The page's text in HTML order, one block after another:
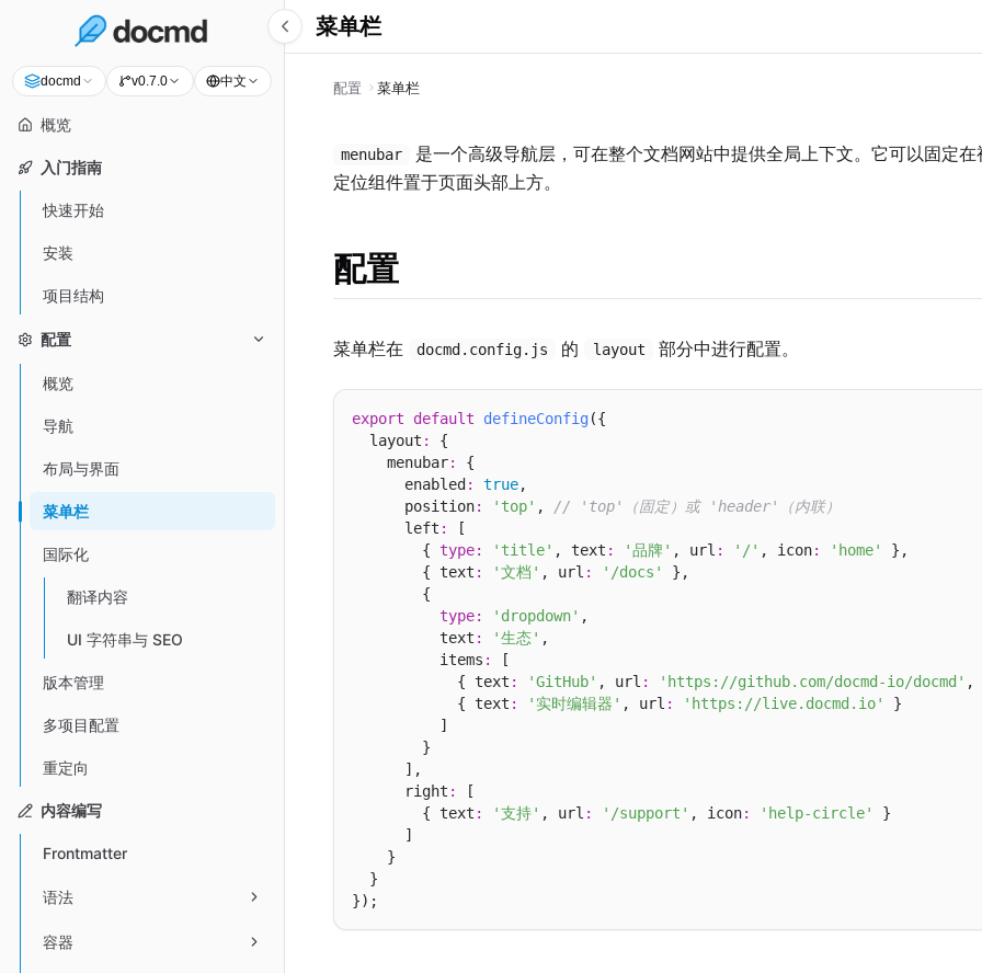
docmd v0.7.0 中文
概览
入门指南
快速开始
安装
项目结构
配置
概览
导航
布局与界面
菜单栏
国际化
翻译内容
UI 字符串与 SEO
版本管理
多项目配置
重定向
内容编写
Frontmatter
语法
容器
菜单栏
配置 菜单栏
menubar
是一个高级导航层，可在整个文档网站中提供全局上下文。它可以固定
定位组件置于页面头部上方。
配置
菜单栏在 docmd.config.js 的 layout 部分中进行配置。
export default defineConfig({
  layout
:
{
    menubar
:
{
      enabled
: true,
      position
: 'top' ,
// 'top'（固定）或 'header'（内联）
      left
:
[
        {
type: 'title' , text : '品牌' , url : '/' , icon: 'home'
},
        { text
: '文档' , url : '/docs'
},
        {
type: 'dropdown' ,
          text
: '生态' ,
          items
:
[
            { text
: 'GitHub' , url : 'https://github.com/docmd-io/docmd' ,
            { text
: '实时编辑器' , url : 'https://live.docmd.io'
}
          ]
        }
      ],
      right
:
[
        { text
: '支持' , url : '/support' , icon: 'help-circle'
}
      ]
    }
  }